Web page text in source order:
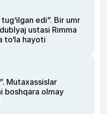
edi”. Bir umr
ustasi Rimma
to‘la hayoti
Mutaxassislar
boshqara olmay